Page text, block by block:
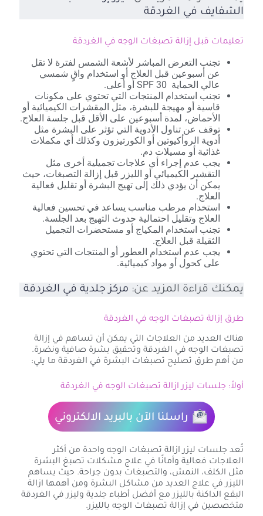
الشفايف في الغردقة
تعليمات قبل إزالة تصبغات الوجه في الغردقة
تجنب التعرض المباشر لأشعة الشمس لفترة لا تقل
عن أسبوعين قبل العلاج أو استخدام واقٍ شمسي
عالي الحماية SPF 30 أو أعلى.
تجنب استخدام المنتجات التي تحتوي على مكونات
قاسية أو مهيجة للبشرة، مثل المقشرات الكيميائية أو
الأحماض، لمدة أسبوعين على الأقل قبل جلسة العلاج.
توقف عن تناول الأدوية التي تؤثر على البشرة مثل
أدوية الروأكيوتين أو الكورتيزون وكذلك أي مكملات
غذائية أو مسيلات دم.
يجب عدم إجراء أي علاجات تجميلية أخرى مثل
التقشير الكيميائي أو الليزر قبل إزالة التصبغات، حيث
يمكن أن يؤدي ذلك إلى تهيج البشرة أو تقليل فعالية
العلاج.
استخدام مرطب مناسب يساعد في تحسين فعالية
العلاج وتقليل احتمالية حدوث التهيج بعد الجلسة.
تجنب استخدام المكياج أو مستحضرات التجميل
الثقيلة قبل العلاج.
يجب عدم استخدام العطور أو المنتجات التي تحتوي
على كحول أو مواد كيميائية.
يمكنك قراءة المزيد عن: مركز جلدية في الغردقة
طرق إزالة تصبغات الوجه في الغردقة
هناك العديد من العلاجات التي يمكن أن تساهم في إزالة
تصبغات الوجه في الغردقة وتحقيق بشرة صافية ونضرة.
من أهم طرق تصليح تصبغات البشرة في الغردقة ما يلي:
أولاً: جلسات ليزر ازالة تصبغات الوجه في الغردقة
راسلنا الآن بالبريد الالكتروني
تُعد جلسات ليزر ازالة تصبغات الوجه واحدة من أكثر
العلاجات فعالية وأمانًا في علاج مشكلات تصبغ البشرة
مثل الكلف، النمش، والتصبغات بدون جراحة. حيث يساهم
الليزر في علاج العديد من مشاكل البشرة ومن أهمها ازالة
البقع الداكنة بالليزر مع أفضل أطباء جلدية وليزر في الغردقة
متخصصين في إزالة تصبغات الوجه بالليزر.